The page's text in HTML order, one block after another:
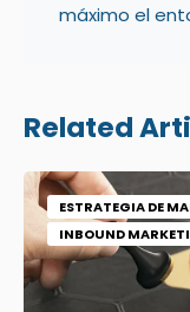
máximo el
Related
ESTRATEGIA DE
INBOUND